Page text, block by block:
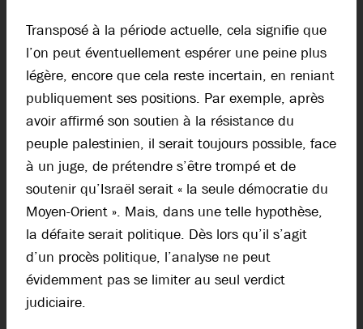
Transposé à la période actuelle, cela signifie que
l’on peut éventuellement espérer une peine plus
légère, encore que cela reste incertain, en reniant
publiquement ses positions. Par exemple, après
avoir affirmé son soutien à la résistance du
peuple palestinien, il serait toujours possible, face
à un juge, de prétendre s’être trompé et de
soutenir qu’Israël serait « la seule démocratie du
Moyen-Orient ». Mais, dans une telle hypothèse,
la défaite serait politique. Dès lors qu’il s’agit
d’un procès politique, l’analyse ne peut
évidemment pas se limiter au seul verdict
judiciaire.